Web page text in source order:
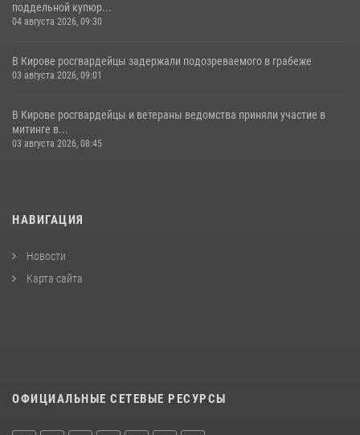
поддельной купюр...
04 августа 2026, 09:30
В Кирове росгвардейцы задержали подозреваемого в грабеже
03 августа 2026, 09:01
В Кирове росгвардейцы и ветераны ведомства приняли участие в
митинге в...
03 августа 2026, 08:45
НАВИГАЦИЯ
Новости
Карта сайта
ОФИЦИАЛЬНЫЕ СЕТЕВЫЕ РЕСУРСЫ